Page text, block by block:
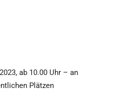
ab 10.00 Uhr – an
Plätzen